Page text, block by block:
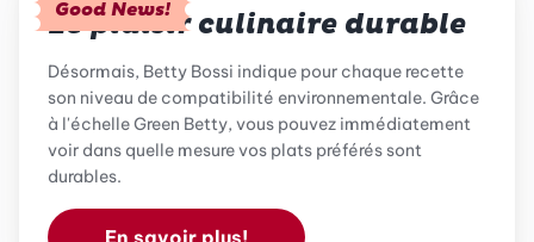
Good News!
Le plaisir culinaire durable
Désormais, Betty Bossi indique pour chaque recette
son niveau de compatibilité environnementale. Grâce
à l'échelle Green Betty, vous pouvez immédiatement
voir dans quelle mesure vos plats préférés sont
durables.
En savoir plus!